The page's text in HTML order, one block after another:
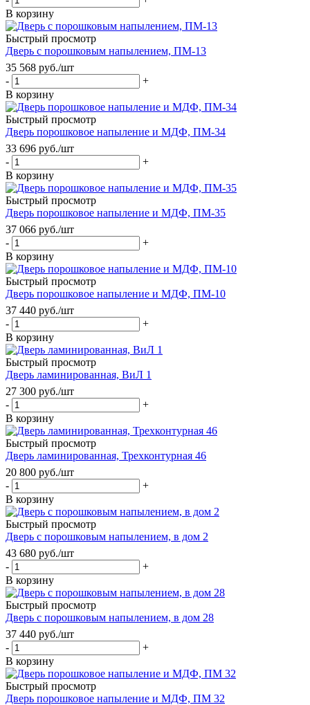
В корзину
Быстрый просмотр
Дверь с порошковым напылением, ПМ-13
35 568 руб./шт
-
+
В корзину
Быстрый просмотр
Дверь порошковое напыление и МДФ, ПМ-34
33 696 руб./шт
-
+
В корзину
Быстрый просмотр
Дверь порошковое напыление и МДФ, ПМ-35
37 066 руб./шт
-
+
В корзину
Быстрый просмотр
Дверь порошковое напыление и МДФ, ПМ-10
37 440 руб./шт
-
+
В корзину
Быстрый просмотр
Дверь ламинированная, ВиЛ 1
27 300 руб./шт
-
+
В корзину
Быстрый просмотр
Дверь ламинированная, Трехконтурная 46
20 800 руб./шт
-
+
В корзину
Быстрый просмотр
Дверь с порошковым напылением, в дом 2
43 680 руб./шт
-
+
В корзину
Быстрый просмотр
Дверь с порошковым напылением, в дом 28
37 440 руб./шт
-
+
В корзину
Быстрый просмотр
Дверь порошковое напыление и МДФ, ПМ 32